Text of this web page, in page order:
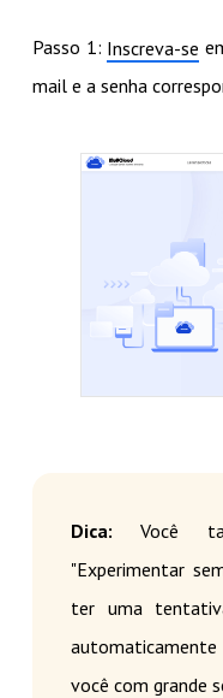
Passo 1: Inscreva-se
mail e a senha
Dica: Você
"Experimentar
ter uma
você com grande